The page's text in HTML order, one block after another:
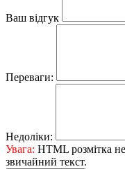
Ваш відгук
Переваги:
Недоліки:
Увага: HTML розмітка
звичайний текст.